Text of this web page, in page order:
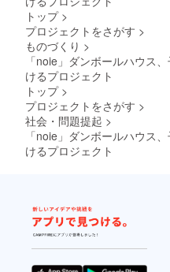
トップ >
プロジェクトをさがす >
ものづくり >
「noie」ダンボールハウス
けるプロジェクト
トップ >
プロジェクトをさがす >
社会・問題提起 >
「noie」ダンボールハウス
けるプロジェクト